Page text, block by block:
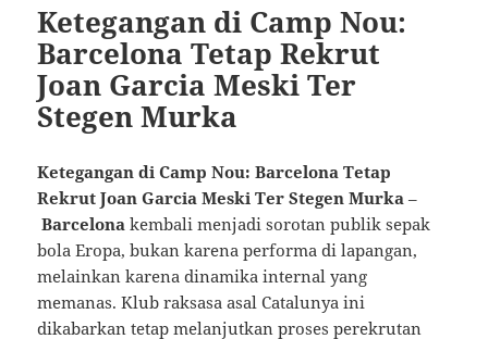
Ketegangan di Camp Nou:
Barcelona Tetap Rekrut
Joan Garcia Meski Ter
Stegen Murka
Ketegangan di Camp Nou: Barcelona Tetap
Rekrut Joan Garcia Meski Ter Stegen Murka –
Barcelona kembali menjadi sorotan publik sepak
bola Eropa, bukan karena performa di lapangan,
melainkan karena dinamika internal yang
memanas. Klub raksasa asal Catalunya ini
dikabarkan tetap melanjutkan proses perekrutan